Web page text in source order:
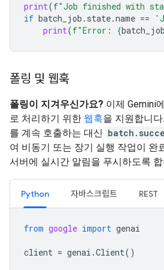
print(f"Job finished with
if batch_job . state.name ==
print(f"Error: {batch_job
폴링 및 웹훅
폴링이 지겨우신가요? 이제 Gemini
로 처리하기 위한 웹훅을 지원합니다.
를 계속 호출하는 대신
여 비동기 또는 장기 실행 작업이 완
서버에 실시간 알림을 푸시하도록 합
Python 자바스크립트 REST
from google import genai
client = genai .Client()